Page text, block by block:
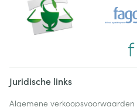
Juridische links
Algemene verkoopsvoorwaarden